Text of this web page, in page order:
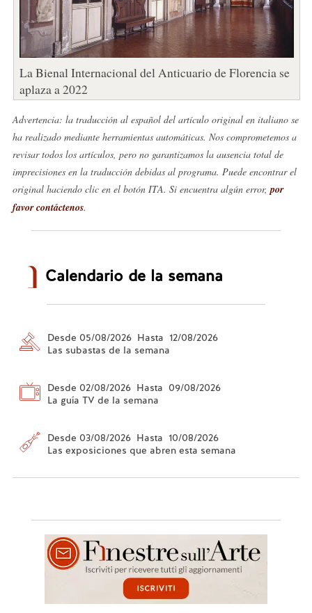
La Bienal Internacional del Anticuario de Florencia se
aplaza a 2022
Advertencia: la traducción al español del artículo original en italiano se
ha realizado mediante herramientas automáticas. Nos comprometemos a
revisar todos los artículos, pero no garantizamos la ausencia total de
imprecisiones en la traducción debidas al programa. Puede encontrar el
original haciendo clic en el botón ITA. Si encuentra algún error, por
favor contáctenos.
Calendario de la semana
Desde 05/08/2026 Hasta 12/08/2026
Las subastas de la semana
Desde 02/08/2026 Hasta 09/08/2026
La guía TV de la semana
Desde 03/08/2026 Hasta 10/08/2026
Las exposiciones que abren esta semana